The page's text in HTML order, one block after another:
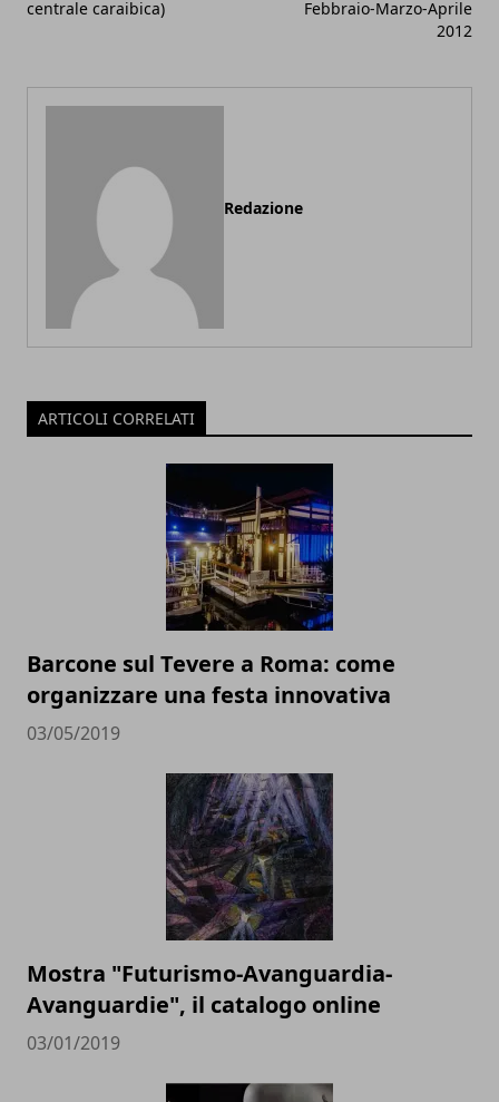
centrale caraibica)
Febbraio-Marzo-Aprile
2012
Redazione
ARTICOLI CORRELATI
Barcone sul Tevere a Roma: come
organizzare una festa innovativa
03/05/2019
Mostra "Futurismo-Avanguardia-
Avanguardie", il catalogo online
03/01/2019